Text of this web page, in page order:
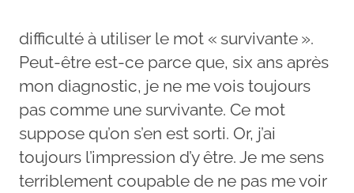
difficulté à utiliser le mot « survivante ».
Peut-être est-ce parce que, six ans après
mon diagnostic, je ne me vois toujours
pas comme une survivante. Ce mot
suppose qu’on s’en est sorti. Or, j’ai
toujours l’impression d’y être. Je me sens
terriblement coupable de ne pas me voir